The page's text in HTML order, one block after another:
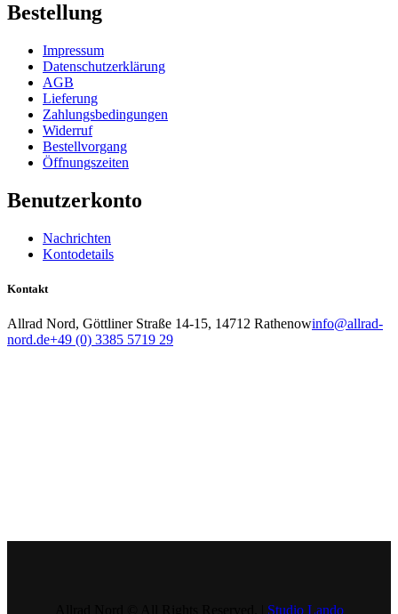
Bestellung
Impressum
Datenschutzerklärung
AGB
Lieferung
Zahlungsbedingungen
Widerruf
Bestellvorgang
Öffnungszeiten
Benutzerkonto
Nachrichten
Kontodetails
Kontakt
Allrad Nord, Göttliner Straße 14-15, 14712 Rathenowinfo@allrad-
nord.de+49 (0) 3385 5719 29
Studio Lando